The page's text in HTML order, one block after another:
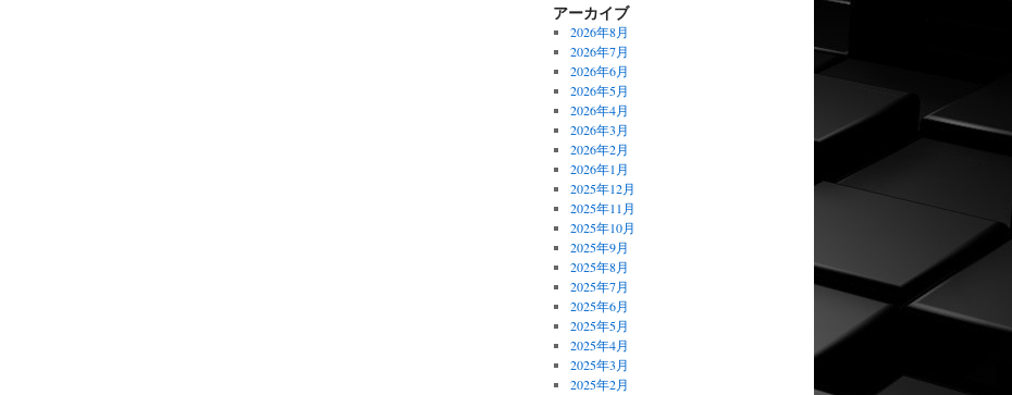
アーカイブ
2026年8月
2026年7月
2026年6月
2026年5月
2026年4月
2026年3月
2026年2月
2026年1月
2025年12月
2025年11月
2025年10月
2025年9月
2025年8月
2025年7月
2025年6月
2025年5月
2025年4月
2025年3月
2025年2月